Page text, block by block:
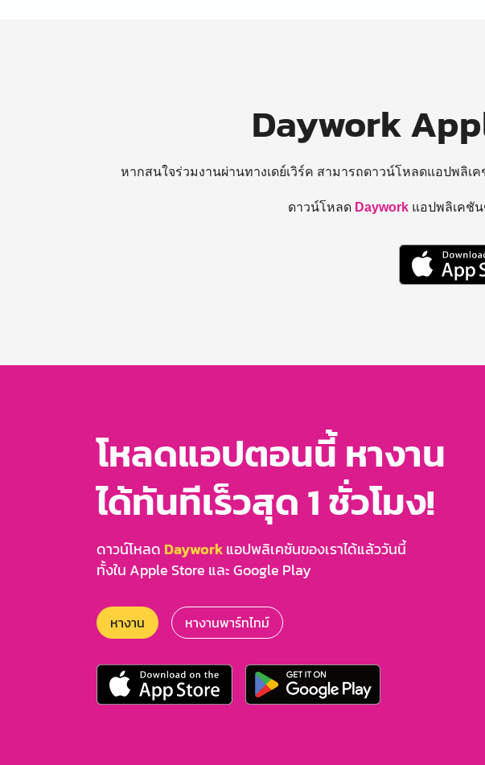
Daywork
หากสนใจร่วมงานผ่านทางเดย์เวิร์ค สามารถดาวน์โหลดแอปพลิเ
ดาวน์โหลด Daywork แอปพลิเคชัน
โหลดแอปตอนนี้ หางาน
ได้ทันทีเร็วสุด 1 ชั่วโมง!
ดาวน์โหลด Dayworkแอปพลิเคชันของเราได้แล้ววันนี้
ทั้งใน Apple Store และ Google Play
หางาน หางานพาร์ทไทม์